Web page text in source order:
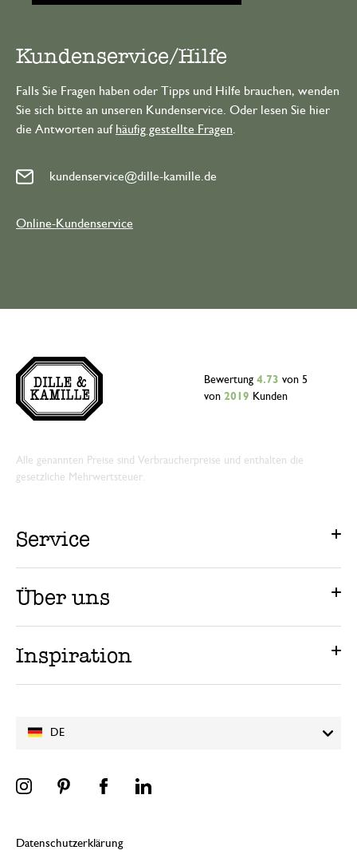
Kundenservice/Hilfe
Falls Sie Fragen haben oder Tipps und Hilfe brauchen, wenden
Sie sich bitte an unseren Kundenservice. Oder lesen Sie hier
die Antworten auf häufig gestellte Fragen
kundenservice@dille-kamille.de
Online-Kundenservice
DE
Bewertung 4.73 von 5
von 2019 Kunden
Alle genannten Preise sind Verbraucherpreise und enthalten die
gesetzliche Mehrwertsteuer.
Service
Über uns
Inspiration
Datenschutzerklärung